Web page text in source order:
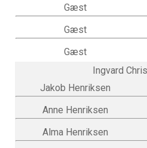
Gæst
Gæst
Gæst
Ingvard
Jakob Henriksen
Anne Henriksen
Alma Henriksen